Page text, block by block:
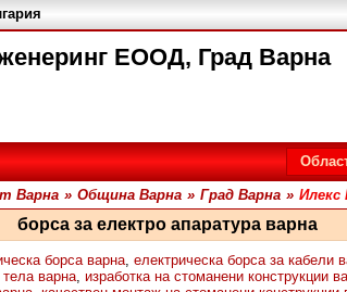
ЕООД, Град Варна
Варна » Община Варна » Град Варна » Илекс
борса за електро апаратура варна
борса варна, електрическа борса за кабели
тела варна, изработка на стоманени конструкции